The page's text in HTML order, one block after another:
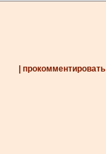
| прокомментировать |